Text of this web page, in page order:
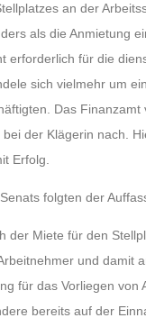
an der
als die Anmietung
erforderlich für die
sich vielmehr um
Das Finanzamt
der Klägerin nach.
Erfolg.
folgten der
der Miete für den
und damit
für das Vorliegen von
bereits auf der